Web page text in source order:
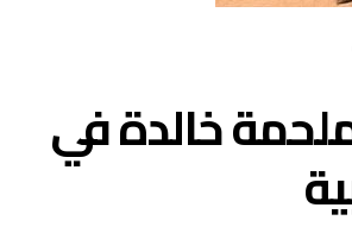
خالدة في